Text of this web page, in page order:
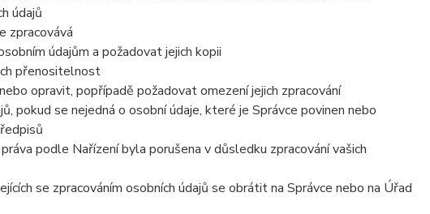
údajů
zpracovává
údajům a požadovat jejich kopii
přenositelnost
opravit, popřípadě požadovat omezení jejich zpracování
pokud se nejedná o osobní údaje, které je Správce povinen nebo
podle Nařízení byla porušena v důsledku zpracování vašich
se zpracováním osobních údajů se obrátit na Správce nebo na Úřad